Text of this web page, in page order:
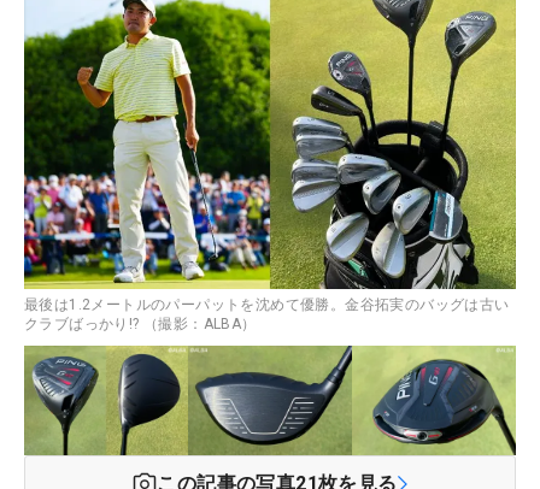
最後は1.2メートルのパーパットを沈めて優勝。金谷拓実のバッグは古い
クラブばっかり!? （撮影：ALBA）
この記事の写真21枚を見る